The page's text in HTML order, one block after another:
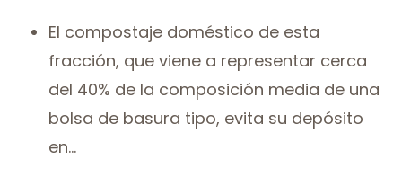
El compostaje doméstico de esta
fracción, que viene a representar cerca
del 40% de la composición media de una
bolsa de basura tipo, evita su depósito
en...